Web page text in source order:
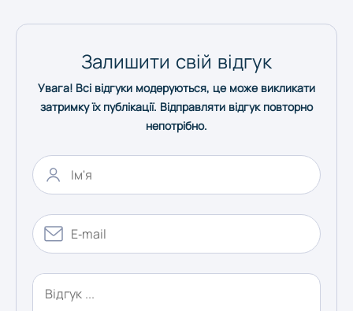
Львів
Миколаїв
Полтава
Рівне
Суми
Залишити свій відгук
Увага! Всі відгуки модеруються, це може викликати
затримку їх публікації. Відправляти відгук повторно
непотрібно.